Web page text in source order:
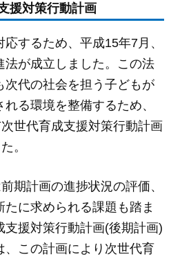
e援対策行動計画
するため、平成15年7月、
法が成立しました。この法
次代の社会を担う子どもが
る環境を整備するため、
世代育成支援対策行動計画
。
期計画の進捗状況の評価、
に求められる課題も踏ま
支援対策行動計画(後期計画)
、この計画により次世代育